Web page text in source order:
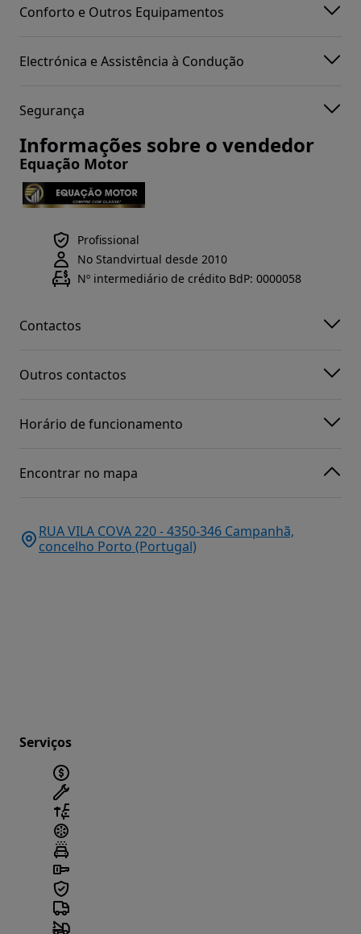
Conforto e Outros Equipamentos
Electrónica e Assistência à Condução
Segurança
Informações sobre o vendedor
Equação Motor
Profissional
No Standvirtual desde 2010
Nº intermediário de crédito BdP: 0000058
Contactos
Outros contactos
Horário de funcionamento
Encontrar no mapa
RUA VILA COVA 220 - 4350-346 Campanhã,
concelho Porto (Portugal)
Serviços